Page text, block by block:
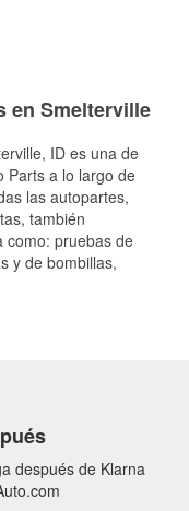
en Smelterville
, ID es una de
Parts a lo largo de
las autopartes,
también
como: pruebas de
y de bombillas,
después de Klarna